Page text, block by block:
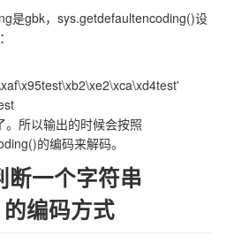
是gbk，sys.getdefaultencoding()设
。所以输出的时候会按照
的编码来解码。
断一个字符串
的编码方式